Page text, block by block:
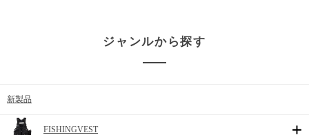
ジャンルから探す
新製品
FISHINGVEST